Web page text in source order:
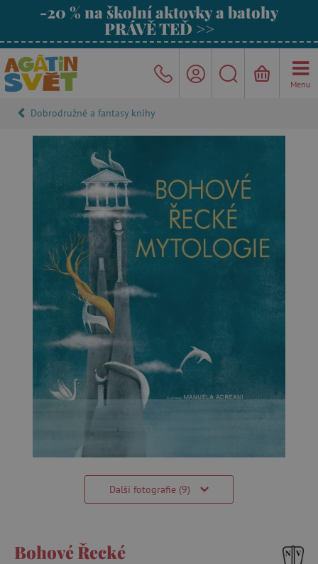
-20 % na školní aktovky a batohy
PRÁVĚ TEĎ >>
Menu
Dobrodružné a fantasy knihy
Další fotografie (9)
Bohové Řecké